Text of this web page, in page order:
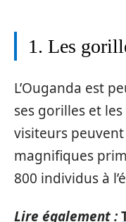
1. Les
L’Ouganda est
ses gorilles et
visiteurs
magnifiques
800 individus à
Lire également :